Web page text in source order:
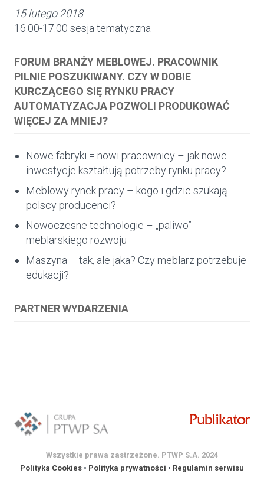
15 lutego 2018
16.00-17.00 sesja tematyczna
FORUM BRANŻY MEBLOWEJ. PRACOWNIK
PILNIE POSZUKIWANY. CZY W DOBIE
KURCZĄCEGO SIĘ RYNKU PRACY
AUTOMATYZACJA POZWOLI PRODUKOWAĆ
WIĘCEJ ZA MNIEJ?
Nowe fabryki = nowi pracownicy – jak nowe
inwestycje kształtują potrzeby rynku pracy?
Meblowy rynek pracy – kogo i gdzie szukają
polscy producenci?
Nowoczesne technologie – „paliwo”
meblarskiego rozwoju
Maszyna – tak, ale jaka? Czy meblarz potrzebuje
edukacji?
PARTNER WYDARZENIA
Wszystkie prawa zastrzeżone. PTWP S.A. 2024
Polityka Cookies • Polityka prywatności • Regulamin serwisu